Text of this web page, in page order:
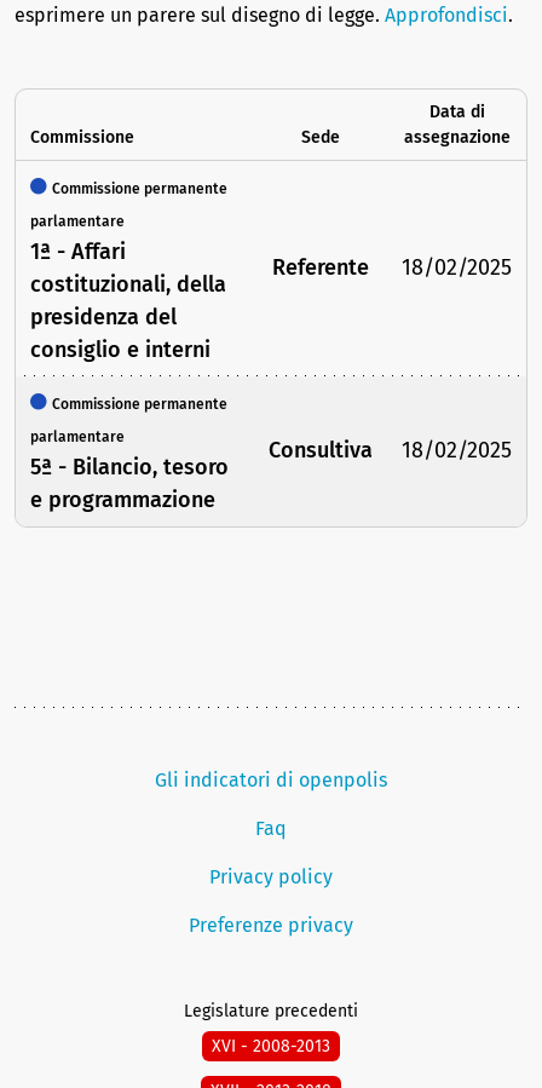
esprimere un parere sul disegno di legge. Approfondisci.
Commissione Sede
Data di
assegnazione
Commissione permanente
parlamentare
1ª - Affari
costituzionali, della
presidenza del
consiglio e interni
Referente 18/02/2025
Commissione permanente
parlamentare
5ª - Bilancio, tesoro
e programmazione
Consultiva 18/02/2025
Gli indicatori di openpolis
Faq
Privacy policy
Preferenze privacy
Legislature precedenti
XVI - 2008-2013